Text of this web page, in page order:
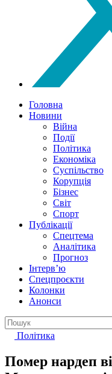
Головна
Новини
Війна
Події
Політика
Економіка
Суспільство
Корупція
Бізнес
Світ
Спорт
Публікації
Спецтема
Аналітика
Прогноз
Інтерв’ю
Спецпроєкти
Колонки
Анонси
Політика
Помер нардеп